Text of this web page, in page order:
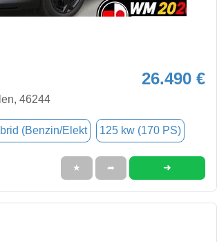
26.490 €
46244
(Benzin/Elekt 125 kw (170 PS)
★ ➦ ➜